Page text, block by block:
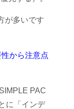
が多いです
から注意点
PAC
に「インデ